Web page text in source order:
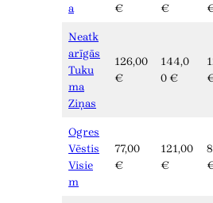
a
€
€
Neatk
arīgās
Tuku
ma
Ziņas
126,00
€
144,0
0 €
Ogres
Vēstis
Visie
m
77,00
€
121,00
€